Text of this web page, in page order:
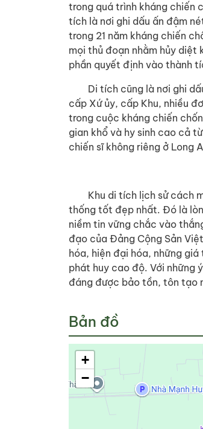
trong quá trình kháng chiến
tích là nơi ghi dấu ấn đậm
trong 21 năm kháng chiến
mọi thủ đoạn nhằm hủy
phần quyết định vào thành
Di tích cũng là nơi ghi
cấp Xứ ủy, cấp Khu, nhiều
trong cuộc kháng chiến
gian khổ và hy sinh cao cả
chiến sĩ không riêng ở Long
Khu di tích lịch sử cách
thống tốt đẹp nhất. Đó là
niềm tin vững chắc vào
đạo của Đảng Cộng Sản
hóa, hiện đại hóa, những
phát huy cao độ. Với những
đáng được bảo tồn, tôn tạo
Bản đồ
+
−